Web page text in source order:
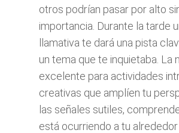
otros podrían pasar por alto
importancia. Durante la tarde
llamativa te dará una pista
un tema que te inquietaba. La
excelente para actividades
creativas que amplíen tu
las señales sutiles,
está ocurriendo a tu alrededor